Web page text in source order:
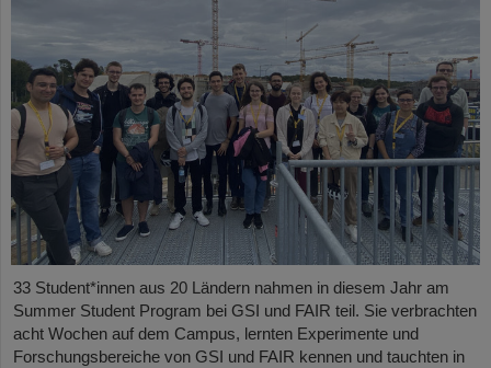
33 Student*innen aus 20 Ländern nahmen in diesem Jahr am
Summer Student Program bei GSI und FAIR teil. Sie verbrachten
acht Wochen auf dem Campus, lernten Experimente und
Forschungsbereiche von GSI und FAIR kennen und tauchten in